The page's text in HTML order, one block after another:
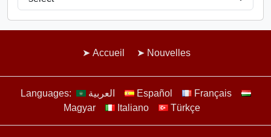
Accueil Nouvelles
Languages: العربية Español
Français
Magyar
Italiano Türkçe